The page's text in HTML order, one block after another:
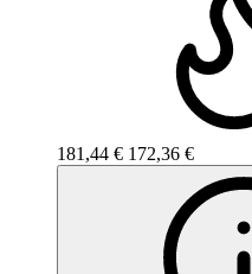
181,44 € 172,36 €